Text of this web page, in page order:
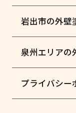
岩出市の外壁
泉州エリアの
プライバシー